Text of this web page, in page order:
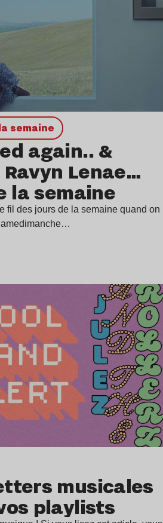
semaine
again.. &
Ravyn Lenae…
la semaine
fil des jours de la semaine quand on
musicales
playlists